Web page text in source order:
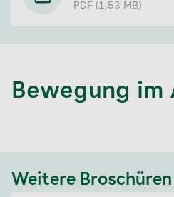
PDF (1,53 MB)
Bewegung im
Weitere